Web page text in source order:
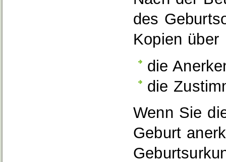
des
Kopien über
die
die
Wenn Sie
Geburt